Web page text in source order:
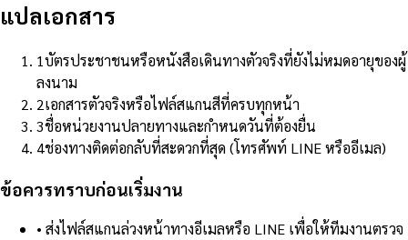
แปลเอกสาร
1บัตรประชาชนหรือหนังสือเดินทางตัวจริงที่ยังไม่หมดอายุของผู้
ลงนาม
2เอกสารตัวจริงหรือไฟล์สแกนสีที่ครบทุกหน้า
3ชื่อหน่วยงานปลายทางและกำหนดวันที่ต้องยื่น
4ช่องทางติดต่อกลับที่สะดวกที่สุด (โทรศัพท์ LINE หรืออีเมล)
ข้อควรทราบก่อนเริ่มงาน
• ส่งไฟล์สแกนล่วงหน้าทางอีเมลหรือ LINE เพื่อให้ทีมงานตรวจ